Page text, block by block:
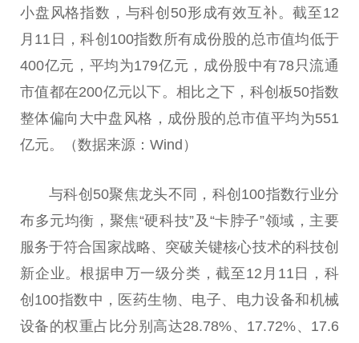
小盘风格指数，与科创50形成有效互补。截至12
月11日，科创100指数所有成份股的总市值均低于
400亿元， 平均为179亿元，成份股中有78只流通
市值都在200亿元以下。相比之下，科创板50指数
整体偏向大中盘风格，成份股的总市值平均为551
亿元。（数据来源：Wind）
与科创50聚焦龙头不同，科创100指数行业分
布多元均衡，聚焦“硬科技”及“卡脖子”领域，主要
服务于符合国家战略、突破关键核心技术的科技创
新企业。根据申万一级分类，截至12月11日，科
创100指数中，医药生物、电子、电力设备和机械
设备的权重占比分别高达28.78%、17.72%、17.6